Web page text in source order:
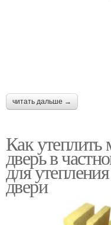
читать дальше →
Как
дверь в
для
двери